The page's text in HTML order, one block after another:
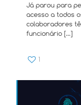
Já parou para
acesso a todos
colaboradores
funcionário […]
1